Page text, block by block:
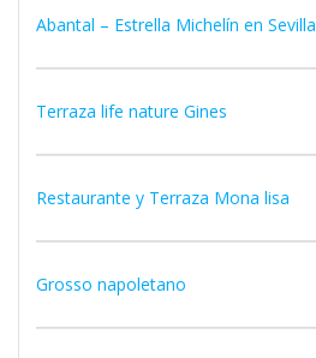
Abantal – Estrella Michelín en Sevilla
Terraza life nature Gines
Restaurante y Terraza Mona lisa
Grosso napoletano